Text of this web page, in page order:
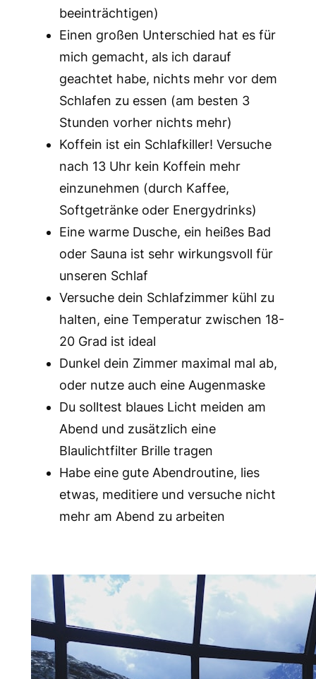
beeinträchtigen)
Einen großen Unterschied hat es für
mich gemacht, als ich darauf
geachtet habe, nichts mehr vor dem
Schlafen zu essen (am besten 3
Stunden vorher nichts mehr)
Koffein ist ein Schlafkiller! Versuche
nach 13 Uhr kein Koffein mehr
einzunehmen (durch Kaffee,
Softgetränke oder Energydrinks)
Eine warme Dusche, ein heißes Bad
oder Sauna ist sehr wirkungsvoll für
unseren Schlaf
Versuche dein Schlafzimmer kühl zu
halten, eine Temperatur zwischen 18-
20 Grad ist ideal
Dunkel dein Zimmer maximal mal ab,
oder nutze auch eine Augenmaske
Du solltest blaues Licht meiden am
Abend und zusätzlich eine
Blaulichtfilter Brille tragen
Habe eine gute Abendroutine, lies
etwas, meditiere und versuche nicht
mehr am Abend zu arbeiten